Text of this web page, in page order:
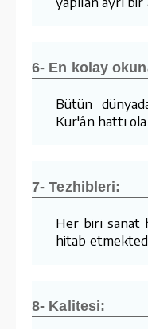
6- En kolay
Bütün
Kur'ân hattı
7- Tezhibleri:
Her biri sanat
hitab
8- Kalitesi: